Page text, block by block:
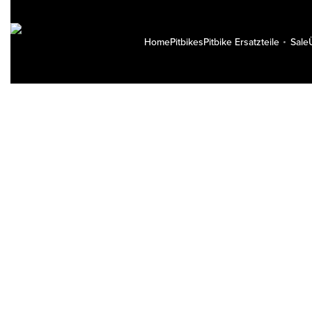
HomePitbikesPitbike Ersatzteile Sale